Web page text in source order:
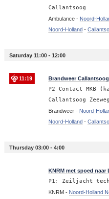
Callantsoog
Ambulance - Noord-
Noord-Holland-
Saturday 11:00 - 12:00
11:19 Brandweer
P2 Contact MKB
Callantsoog
Brandweer - Noord-
Noord-Holland-
Thursday 03:00 - 4:00
KNRM met spoed naar
P1: Zeiljacht
KNRM - Noord-Holland